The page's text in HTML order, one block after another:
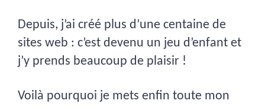
Depuis, j’ai créé plus d’une centaine de
sites web : c’est devenu un jeu d’enfant et
j’y prends beaucoup de plaisir !
Voilà pourquoi je mets enfin toute mon